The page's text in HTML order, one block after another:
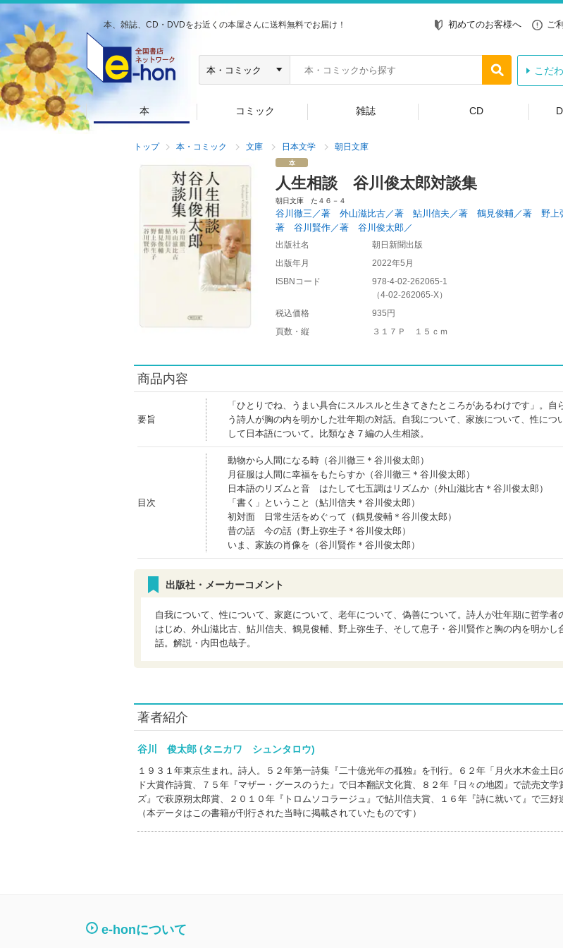
本、雑誌、CD・DVDをお近くの本屋さんに送料無料でお届け！ 初めてのお客様へ ご
こだ
本 コミック 雑誌 CD
トップ 本・コミック 文庫 日本文学 朝日文庫
人生相談 谷川俊太郎対談集
朝日文庫 た４６－４
谷川徹三／著 外山滋比古／著 鮎川信夫／著 鶴見俊輔／著 野上
著 谷川賢作／著 谷川俊太郎／
出版社名
朝日新聞出版
出版年月
2022年5月
ISBNコード
978-4-02-262065-1
（4-02-262065-X）
税込価格
935円
頁数・縦
３１７Ｐ １５ｃｍ
商品内容
要旨
「ひとりでね、うまい具合にスルスルと生きてきたところがあるわけです」。自
う詩人が胸の内を明かした壮年期の対話。自我について、家族について、性につ
して日本語について。比類なき７編の人生相談。
目次
動物から人間になる時（谷川徹三＊谷川俊太郎）
月征服は人間に幸福をもたらすか（谷川徹三＊谷川俊太郎）
日本語のリズムと音 はたして七五調はリズムか（外山滋比古＊谷川俊太郎）
「書く」ということ（鮎川信夫＊谷川俊太郎）
初対面 日常生活をめぐって（鶴見俊輔＊谷川俊太郎）
昔の話 今の話（野上弥生子＊谷川俊太郎）
いま、家族の肖像を（谷川賢作＊谷川俊太郎）
出版社・メーカーコメント
自我について、性について、家庭について、老年について、偽善について。詩人が壮年期に哲学者
はじめ、外山滋比古、鮎川信夫、鶴見俊輔、野上弥生子、そして息子・谷川賢作と胸の内を明かし
話。解説・内田也哉子。
著者紹介
谷川 俊太郎 (タニカワ シュンタロウ)
１９３１年東京生まれ。詩人。５２年第一詩集『二十億光年の孤独』を刊行。６２年「月火水木金土日
ド大賞作詩賞、７５年『マザー・グースのうた』で日本翻訳文化賞、８２年『日々の地図』で読売文学
ズ』で萩原朔太郎賞、２０１０年『トロムソコラージュ』で鮎川信夫賞、１６年『詩に就いて』で三好
（本データはこの書籍が刊行された当時に掲載されていたものです）
e-honについて